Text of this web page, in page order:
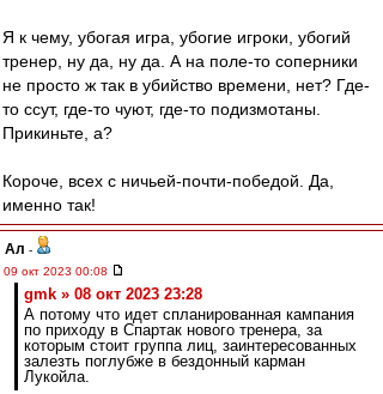
Я к чему, убогая игра, убогие игроки, убогий
тренер, ну да, ну да. А на поле-то соперники
не просто ж так в убийство времени, нет? Где-
то ссут, где-то чуют, где-то подизмотаны.
Прикиньте, а?
Короче, всех с ничьей-почти-победой. Да,
именно так!
Ал -
09 окт 2023 00:08
gmk » 08 окт 2023 23:28
А потому что идет спланированная кампания
по приходу в Спартак нового тренера, за
которым стоит группа лиц, заинтересованных
залезть поглубже в бездонный карман
Лукойла.